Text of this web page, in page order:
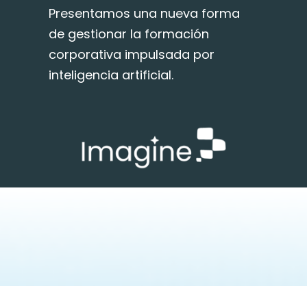
Presentamos una nueva forma
de gestionar la formación
corporativa impulsada por
inteligencia artificial.